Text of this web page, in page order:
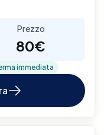
Prezzo
80€
immediata